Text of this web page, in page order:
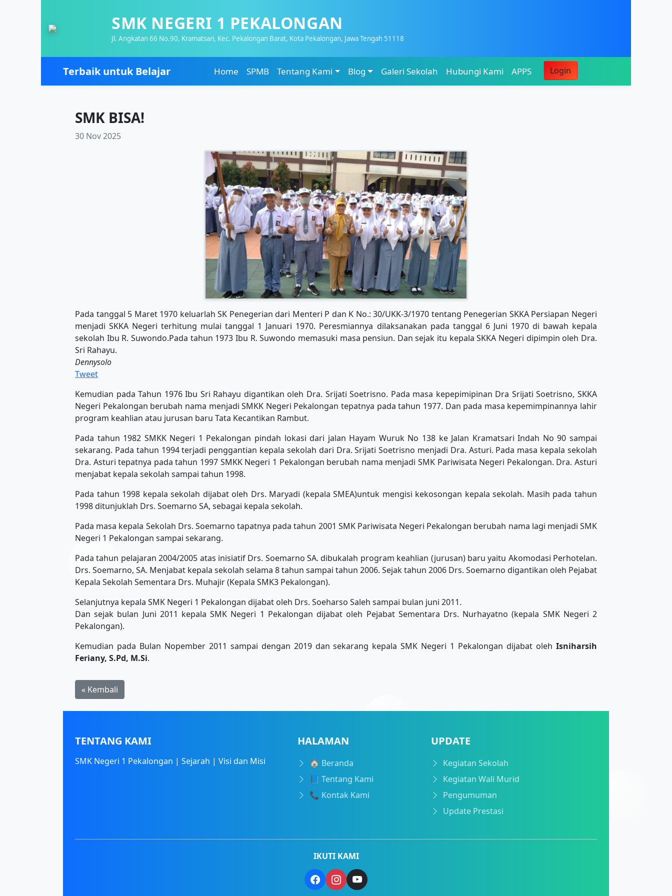
SMK NEGERI 1 PEKALONGAN
Jl. Angkatan 66 No.90, Kramatsari, Kec. Pekalongan Barat, Kota Pekalongan, Jawa Tengah 51118
Terbaik untuk Belajar Home SPMB Tentang Kami Blog Galeri Sekolah Hubungi Kami APPS Login
SMK BISA!
30 Nov 2025
Pada tanggal 5 Maret 1970 keluarlah SK Penegerian dari Menteri P dan K No.: 30/UKK-3/1970 tentang Penegerian SKKA Persiapan Negeri
menjadi SKKA Negeri terhitung mulai tanggal 1 Januari 1970. Peresmiannya dilaksanakan pada tanggal 6 Juni 1970 di bawah kepala
sekolah Ibu R. Suwondo.Pada tahun 1973 Ibu R. Suwondo memasuki masa pensiun. Dan sejak itu kepala SKKA Negeri dipimpin oleh Dra.
Sri Rahayu.
Dennysolo
Tweet
Kemudian pada Tahun 1976 Ibu Sri Rahayu digantikan oleh Dra. Srijati Soetrisno. Pada masa kepepimipinan Dra Srijati Soetrisno, SKKA
Negeri Pekalongan berubah nama menjadi SMKK Negeri Pekalongan tepatnya pada tahun 1977. Dan pada masa kepemimpinannya lahir
program keahlian atau jurusan baru Tata Kecantikan Rambut.
Pada tahun 1982 SMKK Negeri 1 Pekalongan pindah lokasi dari jalan Hayam Wuruk No 138 ke Jalan Kramatsari Indah No 90 sampai
sekarang. Pada tahun 1994 terjadi penggantian kepala sekolah dari Dra. Srijati Soetrisno menjadi Dra. Asturi. Pada masa kepala sekolah
Dra. Asturi tepatnya pada tahun 1997 SMKK Negeri 1 Pekalongan berubah nama menjadi SMK Pariwisata Negeri Pekalongan. Dra. Asturi
menjabat kepala sekolah sampai tahun 1998.
Pada tahun 1998 kepala sekolah dijabat oleh Drs. Maryadi (kepala SMEA)untuk mengisi kekosongan kepala sekolah. Masih pada tahun
1998 ditunjuklah Drs. Soemarno SA, sebagai kepala sekolah.
Pada masa kepala Sekolah Drs. Soemarno tapatnya pada tahun 2001 SMK Pariwisata Negeri Pekalongan berubah nama lagi menjadi SMK
Negeri 1 Pekalongan sampai sekarang.
Pada tahun pelajaran 2004/2005 atas inisiatif Drs. Soemarno SA. dibukalah program keahlian (jurusan) baru yaitu Akomodasi Perhotelan.
Drs. Soemarno, SA. Menjabat kepala sekolah selama 8 tahun sampai tahun 2006. Sejak tahun 2006 Drs. Soemarno digantikan oleh Pejabat
Kepala Sekolah Sementara Drs. Muhajir (Kepala SMK3 Pekalongan).
Selanjutnya kepala SMK Negeri 1 Pekalongan dijabat oleh Drs. Soeharso Saleh sampai bulan juni 2011.
Dan sejak bulan Juni 2011 kepala SMK Negeri 1 Pekalongan dijabat oleh Pejabat Sementara Drs. Nurhayatno (kepala SMK Negeri 2
Pekalongan).
Kemudian pada Bulan Nopember 2011 sampai dengan 2019 dan sekarang kepala SMK Negeri 1 Pekalongan dijabat oleh Isniharsih
Feriany, S.Pd, M.Si.
« Kembali
TENTANG KAMI
SMK Negeri 1 Pekalongan | Sejarah | Visi dan Misi
HALAMAN
🏠 Beranda
📘 Tentang Kami
📞 Kontak Kami
UPDATE
Kegiatan Sekolah
Kegiatan Wali Murid
Pengumuman
Update Prestasi
IKUTI KAMI